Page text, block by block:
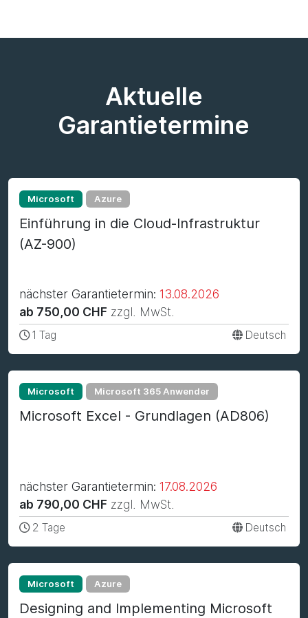
Aktuelle
Garantietermine
Microsoft Azure
Einführung in die Cloud-Infrastruktur
(AZ-900)
nächster Garantietermin: 13.08.2026
ab 750,00 CHF zzgl. MwSt.
1 Tag Deutsch
Microsoft Microsoft 365 Anwender
Microsoft Excel - Grundlagen (AD806)
nächster Garantietermin: 17.08.2026
ab 790,00 CHF zzgl. MwSt.
2 Tage Deutsch
Microsoft Azure
Designing and Implementing Microsoft